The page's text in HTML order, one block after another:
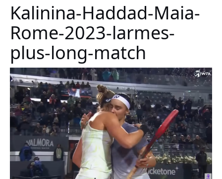
Kalinina-Haddad-Maia-
Rome-2023-larmes-
plus-long-match